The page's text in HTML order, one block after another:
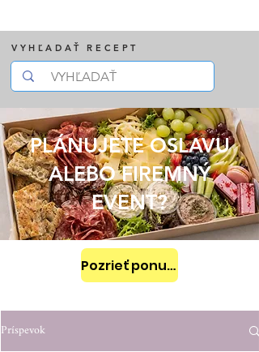
VYHĽADAŤ RECEPT
PLÁNUJETE OSLAVU
ALEBO FIREMNÝ
EVENT?
Pozrieť ponuku
Príspevok